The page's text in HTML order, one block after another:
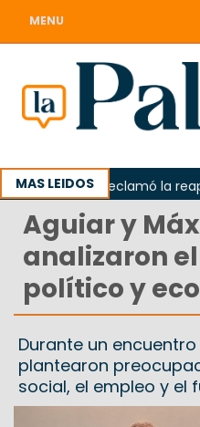
MENU
MAS LEIDOS
Odarda reclamó la
Aguiar y
analizaron
político y
Durante un encuentro
plantearon
social, el empleo y el